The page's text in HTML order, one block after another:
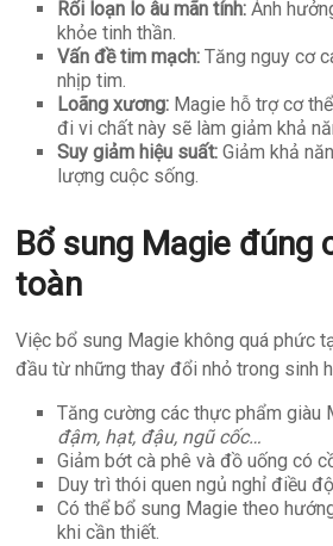
Rối loạn lo âu mãn tính: Ảnh
khỏe tinh thần.
Vấn đề tim mạch: Tăng nguy cơ
nhịp tim.
Loãng xương: Magie hỗ trợ cơ
đi vi chất này sẽ làm giảm khả
Suy giảm hiệu suất: Giảm khả
lượng cuộc sống.
Bổ sung Magie đúng
toàn
Việc bổ sung Magie không quá phức
đầu từ những thay đổi nhỏ trong sinh
Tăng cường các thực phẩm giàu
đậm, hạt, đậu, ngũ cốc…
Giảm bớt cà phê và đồ uống có
Duy trì thói quen ngủ nghỉ điều
Có thể bổ sung Magie theo
khi cần thiết.